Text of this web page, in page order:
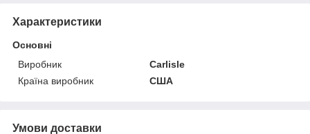
Характеристики
Основні
Виробник
Carlisle
Країна виробник
США
Умови доставки